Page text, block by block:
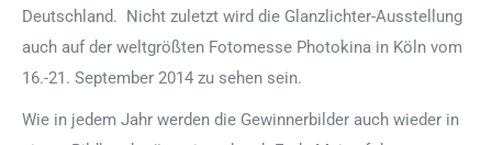
Deutschland. Nicht zuletzt wird die Glanzlichter-Ausstellung
auch auf der weltgrößten Fotomesse Photokina in Köln vom
16.-21. September 2014 zu sehen sein.
Wie in jedem Jahr werden die Gewinnerbilder auch wieder in